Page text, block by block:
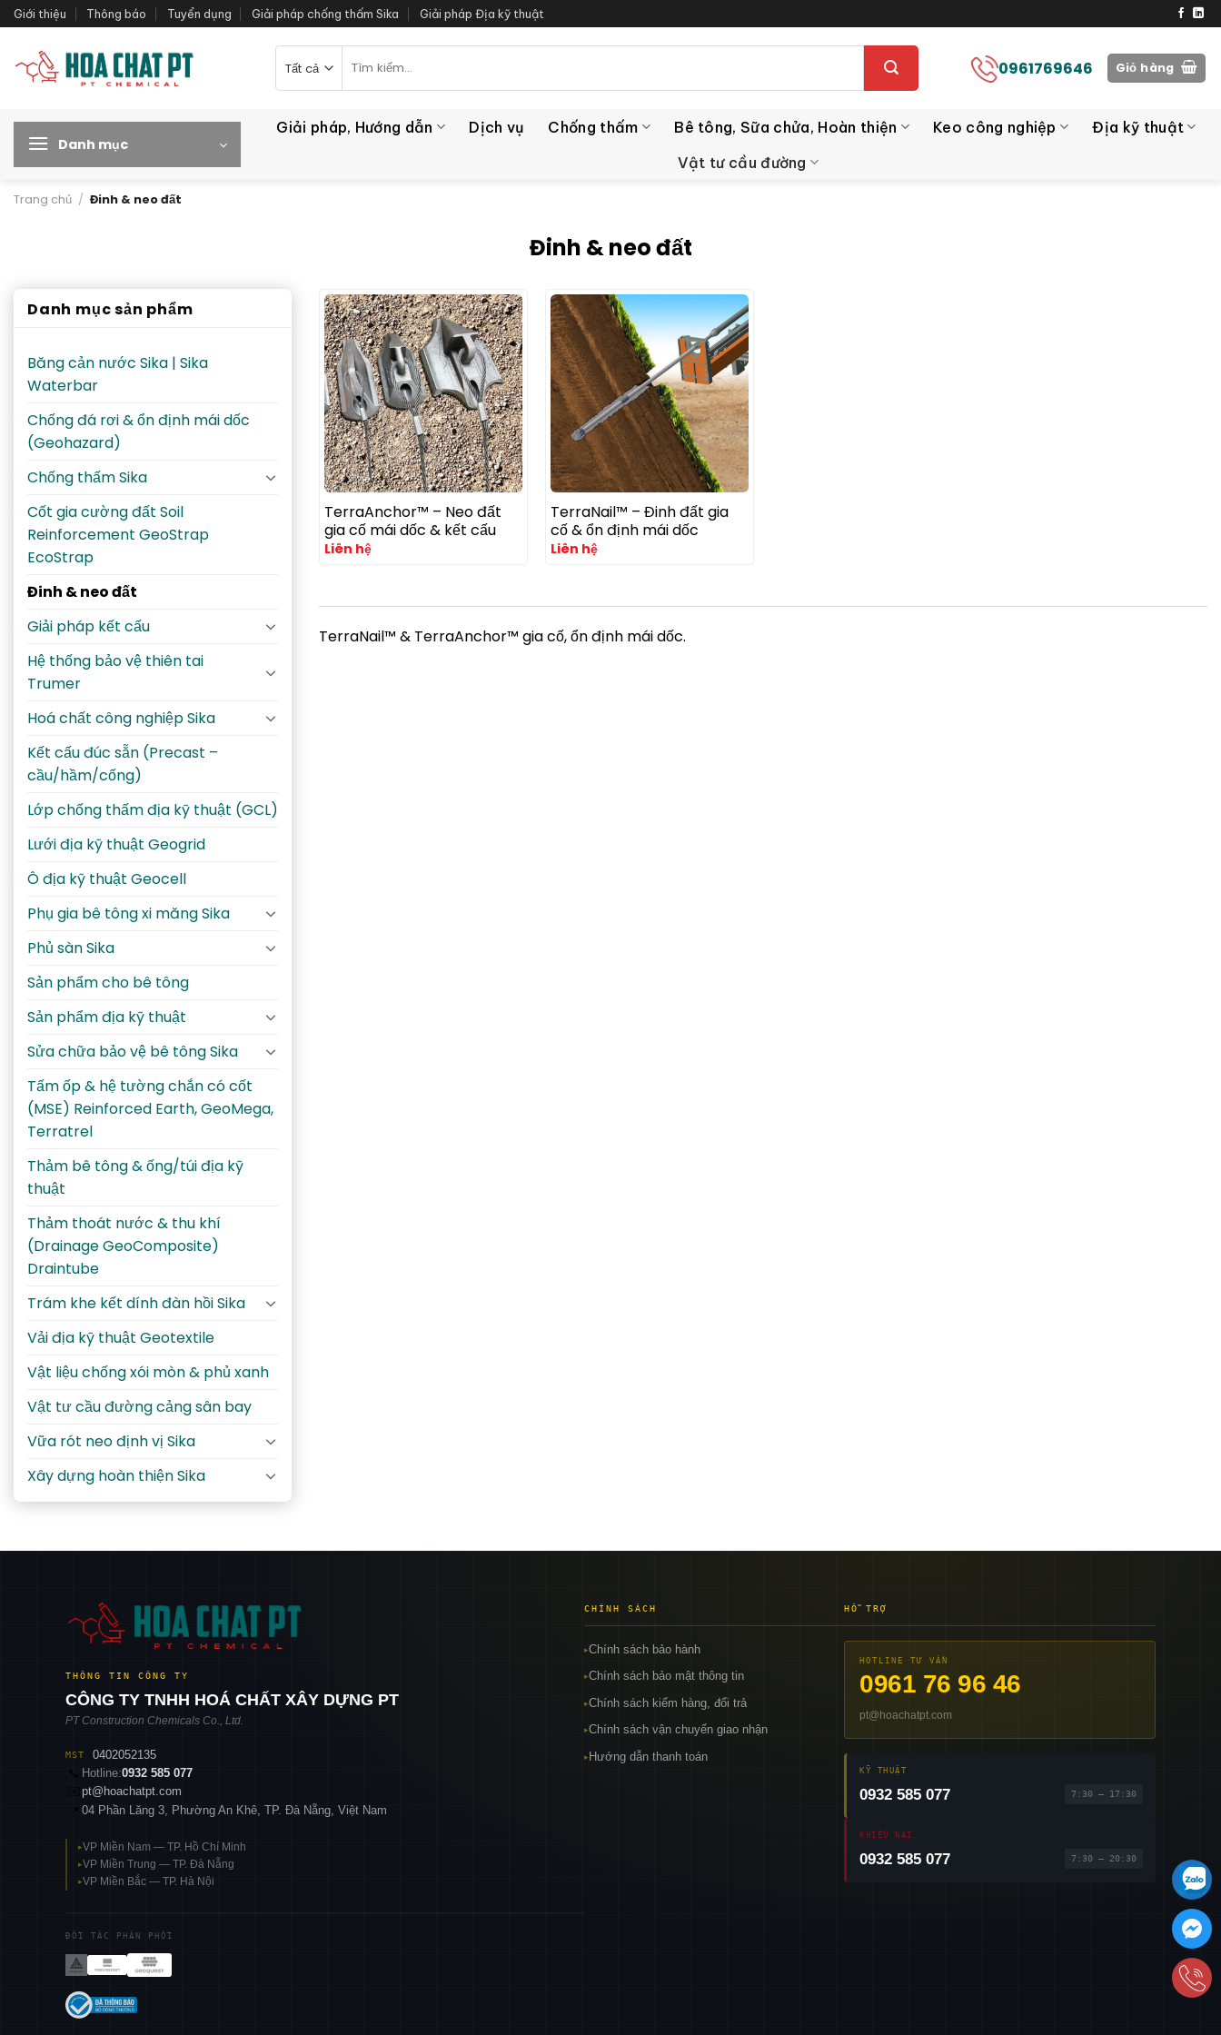
Bỏ
qua
dung
Giới thiệu Thông báo Tuyển dụng Giải pháp chống thấm Sika Giải pháp Địa kỹ thuật
kiếm:
0961769646 Giỏ hàng
Danh mục
Giải pháp, Hướng dẫn Dịch vụ Chống thấm Bê tông, Sữa chửa, Hoàn thiện Keo công nghiệp
Địa kỹ thuật
Vật tư cầu đường
Trang chủ / Đinh & neo đất
Đinh & neo đất
Danh mục sản phẩm
Băng cản nước Sika | Sika
Waterbar
Chống đá rơi & ổn định mái dốc
(Geohazard)
Chống thấm Sika
Cốt gia cường đất Soil
Reinforcement GeoStrap
EcoStrap
Đinh & neo đất
Giải pháp kết cấu
Hệ thống bảo vệ thiên tai
Trumer
Hoá chất công nghiệp Sika
Kết cấu đúc sẵn (Precast –
cầu/hầm/cống)
Lớp chống thấm địa kỹ thuật (GCL)
Lưới địa kỹ thuật Geogrid
Ô địa kỹ thuật Geocell
Phụ gia bê tông xi măng Sika
Phủ sàn Sika
Sản phẩm cho bê tông
Sản phẩm địa kỹ thuật
Sửa chữa bảo vệ bê tông Sika
Tấm ốp & hệ tường chắn có cốt
(MSE) Reinforced Earth, GeoMega,
Terratrel
Thảm bê tông & ống/túi địa kỹ
thuật
Thảm thoát nước & thu khí
(Drainage GeoComposite)
Draintube
Trám khe kết dính đàn hồi Sika
Vải địa kỹ thuật Geotextile
Vật liệu chống xói mòn & phủ xanh
Vật tư cầu đường cảng sân bay
Vữa rót neo định vị Sika
Xây dựng hoàn thiện Sika
TerraAnchor™ – Neo đất
gia cố mái dốc & kết cấu
Liên hệ
TerraNail™ – Đinh đất gia
cố & ổn định mái dốc
Liên hệ
TerraNail™ & TerraAnchor™ gia cố, ổn định mái dốc.
THÔNG TIN CÔNG TY
CÔNG TY TNHH HOÁ CHẤT XÂY DỰNG PT
PT Construction Chemicals Co., Ltd.
MST
0402052135
📞 Hotline:0932 585 077
✉️
pt@hoachatpt.com
📍 04 Phần Lăng 3, Phường An Khê, TP. Đà Nẵng, Việt Nam
▸VP Miền Nam — TP. Hồ Chí Minh
▸VP Miền Trung — TP. Đà Nẵng
▸VP Miền Bắc — TP. Hà Nội
ĐỐI TÁC PHÂN PHỐI
CHÍNH SÁCH
▸Chính sách bảo hành
▸Chính sách bảo mật thông tin
▸Chính sách kiểm hàng, đổi trả
▸Chính sách vận chuyển giao nhận
▸ Hướng dẫn thanh toán
HỖ TRỢ
HOTLINE TƯ VẤN
0961 76 96 46
pt@hoachatpt.com
KỸ THUẬT
0932 585 077 7:30 – 17:30
KHIẾU NẠI
0932 585 077 7:30 – 20:30